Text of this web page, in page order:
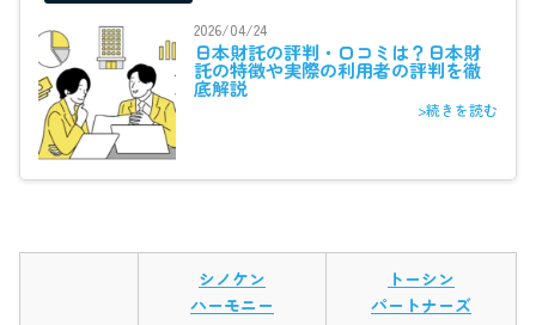
2026/04/24
日本財託の評判・口コミは？日本財
託の特徴や実際の利用者の評判を徹
底解説
>続きを読む
シノケン
ハーモニー
トーシン
パートナーズ